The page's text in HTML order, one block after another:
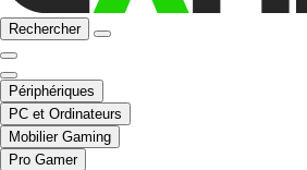
Rechercher
Périphériques
PC et Ordinateurs
Mobilier Gaming
Pro Gamer